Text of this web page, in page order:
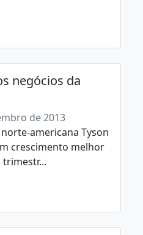
negócios da
de 2013
americana Tyson
crescimento melhor